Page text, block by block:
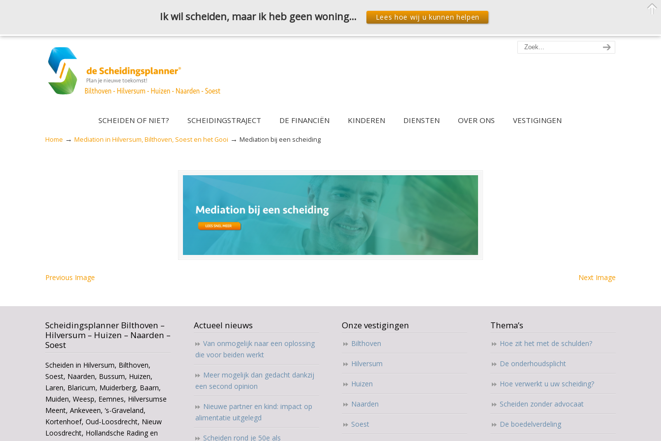
SCHEIDEN OF NIET? SCHEIDINGSTRAJECT DE FINANCIËN KINDEREN DIENSTEN OVER ONS VESTIGINGEN
Home → Mediation in Hilversum, Bilthoven, Soest en het Gooi → Mediation bij een scheiding
Previous Image Next Image
Scheidingsplanner Bilthoven –
Hilversum – Huizen – Naarden –
Soest
Scheiden in Hilversum, Bilthoven,
Soest, Naarden, Bussum, Huizen,
Laren, Blaricum, Muiderberg, Baarn,
Muiden, Weesp, Eemnes, Hilversumse
Meent, Ankeveen, ‘s-Graveland,
Kortenhoef, Oud-Loosdrecht, Nieuw
Loosdrecht, Hollandsche Rading en
Actueel nieuws
Van onmogelijk naar een oplossing
die voor beiden werkt
Meer mogelijk dan gedacht dankzij
een second opinion
Nieuwe partner en kind: impact op
alimentatie uitgelegd
Scheiden rond je 50e als
Onze vestigingen
Bilthoven
Hilversum
Huizen
Naarden
Soest
Thema’s
Hoe zit het met de schulden?
De onderhoudsplicht
Hoe verwerkt u uw scheiding?
Scheiden zonder advocaat
De boedelverdeling
Ik wil scheiden, maar ik heb geen woning… Lees hoe wij u kunnen helpen